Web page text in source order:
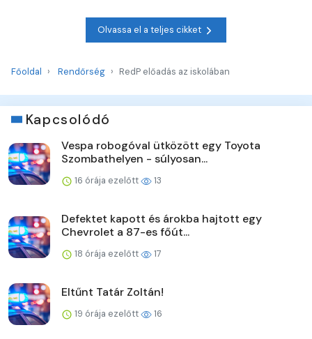
Olvassa el a teljes cikket
Főoldal Rendőrség RedP előadás az iskolában
Kapcsolódó
Vespa robogóval ütközött egy Toyota
Szombathelyen - súlyosan...
16 órája ezelőtt 13
Defektet kapott és árokba hajtott egy
Chevrolet a 87-es főút...
18 órája ezelőtt 17
Eltűnt Tatár Zoltán!
19 órája ezelőtt 16